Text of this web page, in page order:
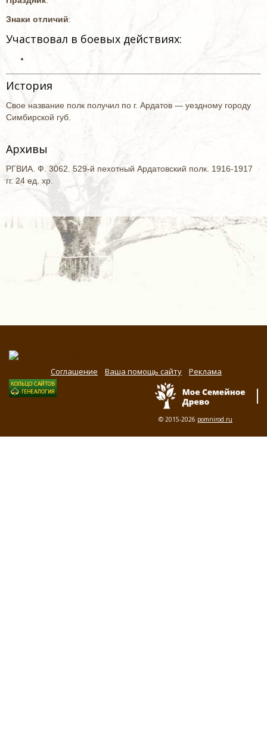
Знаки отличий:
Участвовал в боевых действиях:
История
Свое название полк получил по г. Ардатов — уездному городу
Симбирской губ.
Архивы
РГВИА. Ф. 3062. 529-й пехотный Ардатовский полк. 1916-1917
гг. 24 ед. хр.
Соглашение Ваша помощь сайту Реклама
© 2015-2026 pomnirod.ru